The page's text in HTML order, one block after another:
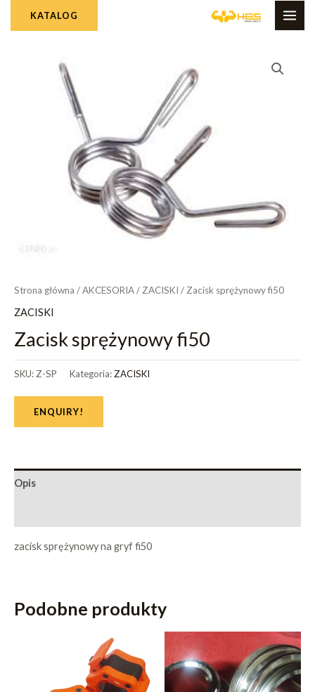
KATALOG
Strona główna /AKCESORIA/ ZACISKI / Zacisk sprężynowy fi50
ZACISKI
Zacisk sprężynowy fi50
SKU: Z-SP Kategoria: ZACISKI
ENQUIRY!
Opis
zacisk sprężynowy na gryf fi50
Podobne produkty